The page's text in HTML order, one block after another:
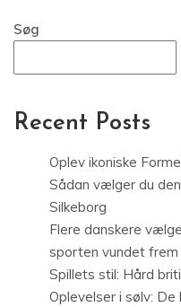
Søg
Recent Posts
Oplev ikoniske
Sådan vælger du
Silkeborg
Flere danskere
sporten vundet frem
Spillets stil: Hård
Oplevelser i sølv: